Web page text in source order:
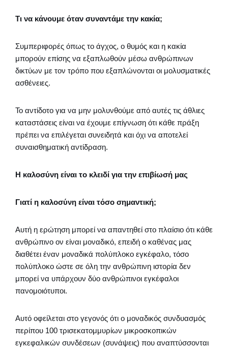
Τι να κάνουμε όταν συναντάμε την κακία;
Συμπεριφορές όπως το άγχος, ο θυμός και η κακία
μπορούν επίσης να εξαπλωθούν μέσω ανθρώπινων
δικτύων με τον τρόπο που εξαπλώνονται οι μολυσματικές
ασθένειες.
Το αντίδοτο για να μην μολυνθούμε από αυτές τις άθλιες
καταστάσεις είναι να έχουμε επίγνωση ότι κάθε πράξη
πρέπει να επιλέγεται συνειδητά και όχι να αποτελεί
συναισθηματική αντίδραση.
Η καλοσύνη είναι το κλειδί για την επιβίωσή μας
Γιατί η καλοσύνη είναι τόσο σημαντική;
Αυτή η ερώτηση μπορεί να απαντηθεί στο πλαίσιο ότι κάθε
ανθρώπινο ον είναι μοναδικό, επειδή ο καθένας μας
διαθέτει έναν μοναδικά πολύπλοκο εγκέφαλο, τόσο
πολύπλοκο ώστε σε όλη την ανθρώπινη ιστορία δεν
μπορεί να υπάρχουν δύο ανθρώπινοι εγκέφαλοι
πανομοιότυποι.
Αυτό οφείλεται στο γεγονός ότι ο μοναδικός συνδυασμός
περίπου 100 τρισεκατομμυρίων μικροσκοπικών
εγκεφαλικών συνδέσεων (συνάψεις) που αναπτύσσονται